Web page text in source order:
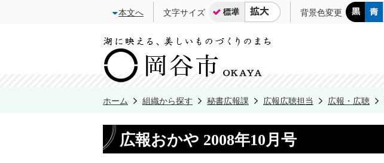
本文へ 文字サイズ 背景色変更
ホーム 組織から探す 秘書広報課 広報広聴担当 広報・広聴
広報おかや 2008年10月号